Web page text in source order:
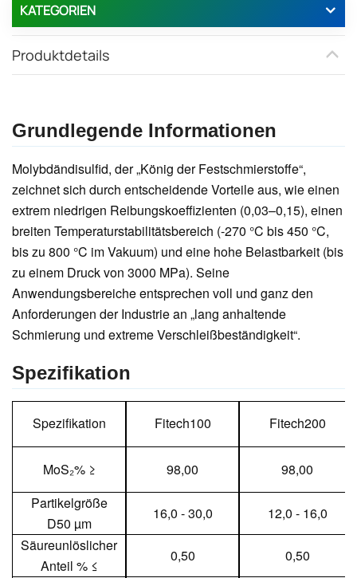
KATEGORIEN
Produktdetails
Grundlegende Informationen
Molybdändisulfid, der „König der Festschmierstoffe“,
zeichnet sich durch entscheidende Vorteile aus, wie einen
extrem niedrigen Reibungskoeffizienten (0,03–0,15), einen
breiten Temperaturstabilitätsbereich (-270 °C bis 450 °C,
bis zu 800 °C im Vakuum) und eine hohe Belastbarkeit (bis
zu einem Druck von 3000 MPa). Seine
Anwendungsbereiche entsprechen voll und ganz den
Anforderungen der Industrie an „lang anhaltende
Schmierung und extreme Verschleißbeständigkeit“.
Spezifikation
Spezifikation Fitech100 Fitech200
MoS₂% ≥ 98,00
98,00
Partikelgröße
D50 µm
16,0 - 30,0
12,0 - 16,0
Säureunlöslicher
Anteil % ≤
0,50
0,50